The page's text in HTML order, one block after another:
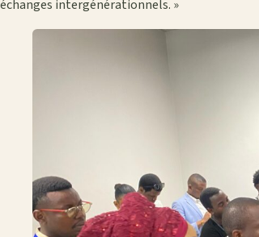
échanges intergénérationnels. »